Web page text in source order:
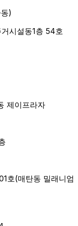
)
시설동1층 54호
제이프라자
호(매탄동 밀래니엄